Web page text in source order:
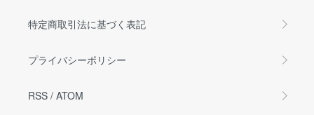
特定商取引法に基づく表記
プライバシーポリシー
RSS / ATOM